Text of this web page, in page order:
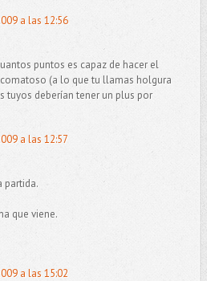
a las 12:56
puntos es capaz de hacer el
(a lo que tu llamas holgura
tuyos deberían tener un plus por
a las 12:57
partida.
que viene.
a las 15:02